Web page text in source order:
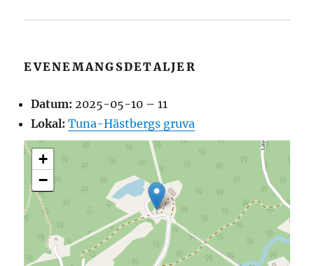
EVENEMANGSDETALJER
Datum: 2025-05-10 –11
Lokal: Tuna-Hästbergs gruva
+
−